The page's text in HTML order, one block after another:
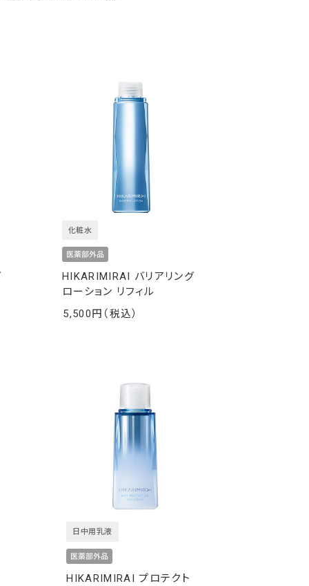
HIKARIMIRAI バリアリング
ローション リフィル
化粧水
5,500
HIKARIMIRAI プロテクト
日中用乳液